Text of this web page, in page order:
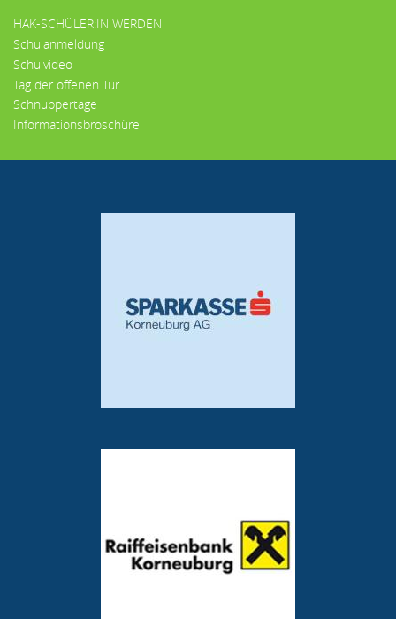
HAK-SCHÜLER:IN WERDEN
Schulanmeldung
Schulvideo
Tag der offenen Tür
Schnuppertage
Informationsbroschüre